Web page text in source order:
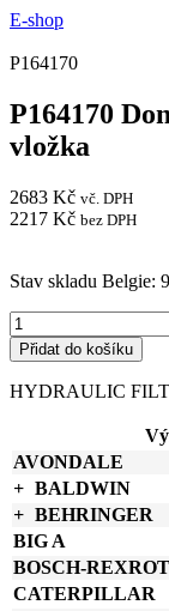
E-shop
P164170
P164170
vložka
2683 Kč vč. DPH
2217 Kč bez DPH
Stav skladu Belgie:
P164170
Donaldson
Hydraulický
filtr
Přidat do košíku
HYDRAULIC
AVONDALE
BALDWIN
BEHRINGER
BIG A
BOSCH-
CATERPILLAR